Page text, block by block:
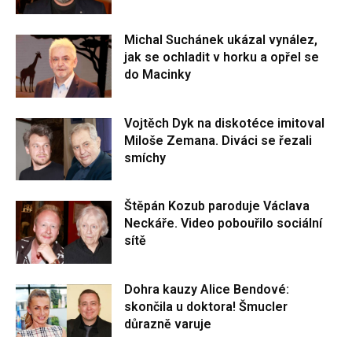
Michal Suchánek ukázal vynález,
jak se ochladit v horku a opřel se
do Macinky
Vojtěch Dyk na diskotéce imitoval
Miloše Zemana. Diváci se řezali
smíchy
Štěpán Kozub paroduje Václava
Neckáře. Video pobouřilo sociální
sítě
Dohra kauzy Alice Bendové:
skončila u doktora! Šmucler
důrazně varuje